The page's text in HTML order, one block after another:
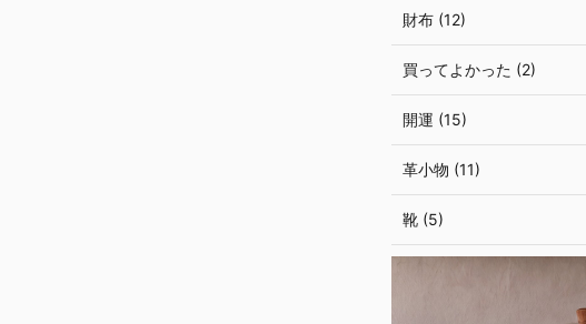
財布 (12)
買ってよかった (2)
開運 (15)
革小物 (11)
靴 (5)